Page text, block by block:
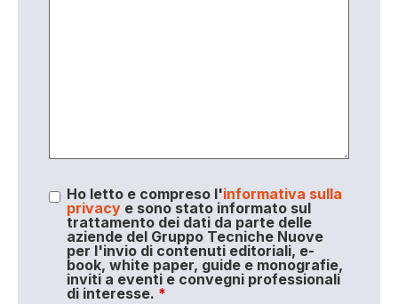
Ho letto e compreso l'informativa sulla
privacye sono stato informato sul
trattamento dei dati da parte delle
aziende del Gruppo Tecniche Nuove
per l'invio di contenuti editoriali, e-
book, white paper, guide e monografie,
inviti a eventi e convegni professionali
di interesse. *